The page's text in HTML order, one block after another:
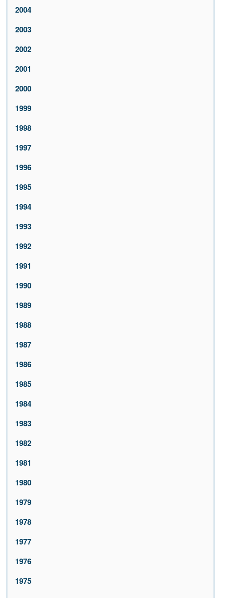
2004
2003
2002
2001
2000
1999
1998
1997
1996
1995
1994
1993
1992
1991
1990
1989
1988
1987
1986
1985
1984
1983
1982
1981
1980
1979
1978
1977
1976
1975